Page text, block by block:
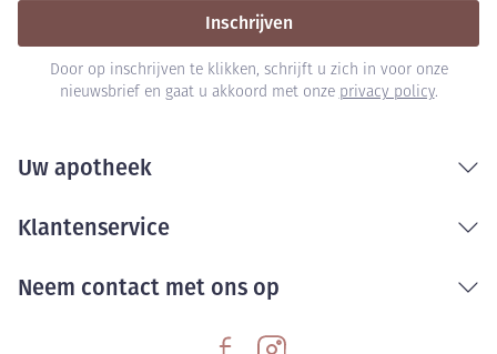
Inschrijven
Door op inschrijven te klikken, schrijft u zich in voor onze
nieuwsbrief en gaat u akkoord met onze privacy policy.
Uw apotheek
Klantenservice
Neem contact met ons op